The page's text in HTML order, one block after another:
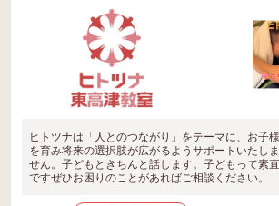
ヒトツナは「人とのつながり」をテーマに、お子
を育み将来の選択肢が広がるようサポートいたし
せん。子どもときちんと話します。子どもって素
ですぜひお困りのことがあればご相談ください。